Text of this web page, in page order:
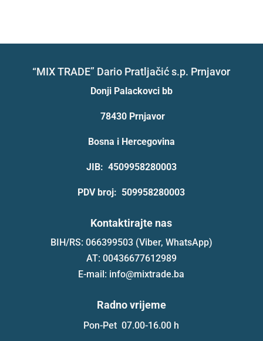
“MIX TRADE” Dario Pratljačić s.p. Prnjavor
Donji Palackovci bb
78430 Prnjavor
Bosna i Hercegovina
JIB: 4509958280003
PDV broj: 509958280003
Kontaktirajte nas
BIH/RS: 066399503 (Viber, WhatsApp)
AT: 00436677612989
E-mail: info@mixtrade.ba
Radno vrijeme
Pon-Pet 07.00-16.00 h